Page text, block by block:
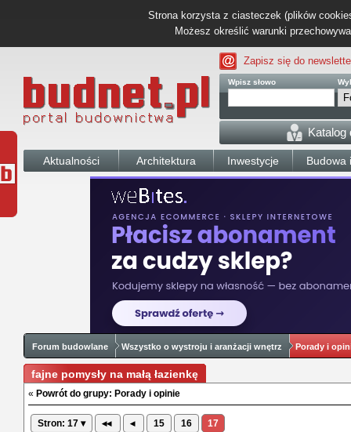
Strona korzysta z ciasteczek (plików
Możesz określić warunki
Zapisz się do
Wpisz słowo
Katalog
Aktualności Architektura Inwestycje Budowa
Forum budowlane Wszystko o wystroju i aranżacji wnętrz Porady i
fajne pomysły na małą łazienkę
« Powrót do grupy: Porady i opinie
Stron: 17 ▾ ◂◂ ◂ 15 16 17